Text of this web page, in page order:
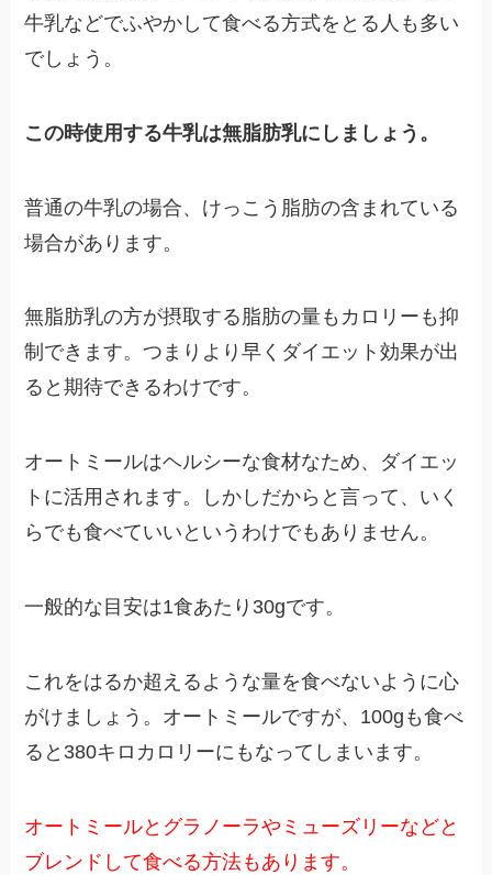
牛乳などでふやかして食べる方式をとる人も多い
でしょう。
この時使用する牛乳は無脂肪乳にしましょう。
普通の牛乳の場合、けっこう脂肪の含まれている
場合があります。
無脂肪乳の方が摂取する脂肪の量もカロリーも抑
制できます。つまりより早くダイエット効果が出
ると期待できるわけです。
オートミールはヘルシーな食材なため、ダイエッ
トに活用されます。しかしだからと言って、いく
らでも食べていいというわけでもありません。
一般的な目安は1食あたり30gです。
これをはるか超えるような量を食べないように心
がけましょう。オートミールですが、100gも食べ
ると380キロカロリーにもなってしまいます。
オートミールとグラノーラやミューズリーなどと
ブレンドして食べる方法もあります。